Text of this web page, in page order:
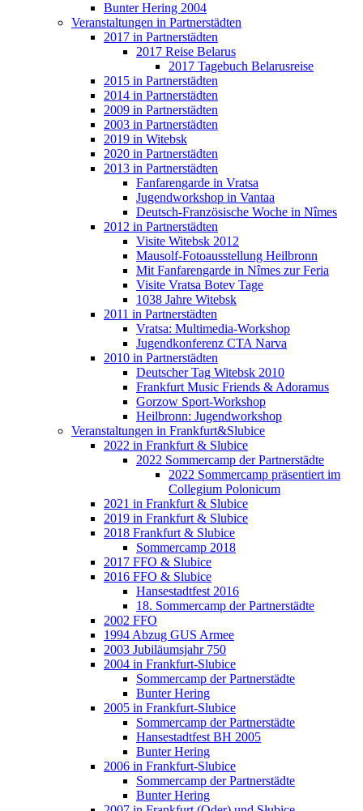
Bunter Hering 2004
Veranstaltungen in Partnerstädten
2017 in Partnerstädten
2017 Reise Belarus
2017 Tagebuch Belarusreise
2015 in Partnerstädten
2014 in Partnerstädten
2009 in Partnerstädten
2003 in Partnerstädten
2019 in Witebsk
2020 in Partnerstädten
2013 in Partnerstädten
Fanfarengarde in Vratsa
Jugendworkshop in Vantaa
Deutsch-Französische Woche in Nîmes
2012 in Partnerstädten
Visite Witebsk 2012
Mausolf-Fotoausstellung Heilbronn
Mit Fanfarengarde in Nîmes zur Feria
Visite Vratsa Botev Tage
1038 Jahre Witebsk
2011 in Partnerstädten
Vratsa: Multimedia-Workshop
Jugendkonferenz CTA Narva
2010 in Partnerstädten
Deutscher Tag Witebsk 2010
Frankfurt Music Friends & Adoramus
Gorzow Sport-Workshop
Heilbronn: Jugendworkshop
Veranstaltungen in Frankfurt&Slubice
2022 in Frankfurt & Slubice
2022 Sommercamp der Partnerstädte
2022 Sommercamp präsentiert im
Collegium Polonicum
2021 in Frankfurt & Slubice
2019 in Frankfurt & Slubice
2018 Frankfurt & Slubice
Sommercamp 2018
2017 FFO & Slubice
2016 FFO & Slubice
Hansestadtfest 2016
18. Sommercamp der Partnerstädte
2002 FFO
1994 Abzug GUS Armee
2003 Jubiläumsjahr 750
2004 in Frankfurt-Slubice
Sommercamp der Partnerstädte
Bunter Hering
2005 in Frankfurt-Slubice
Sommercamp der Partnerstädte
Hansestadtfest BH 2005
Bunter Hering
2006 in Frankfurt-Slubice
Sommercamp der Partnerstädte
Bunter Hering